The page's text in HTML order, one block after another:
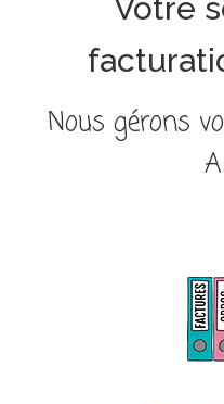
Votre
Nous gérons